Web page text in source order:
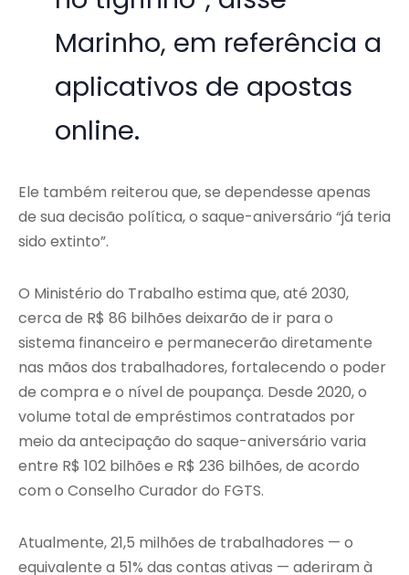
Marinho, em referência a
aplicativos de apostas
online.
Ele também reiterou que, se dependesse apenas
de sua decisão política, o saque-aniversário “já teria
sido extinto”.
O Ministério do Trabalho estima que, até 2030,
cerca de R$ 86 bilhões deixarão de ir para o
sistema financeiro e permanecerão diretamente
nas mãos dos trabalhadores, fortalecendo o poder
de compra e o nível de poupança. Desde 2020, o
volume total de empréstimos contratados por
meio da antecipação do saque-aniversário varia
entre R$ 102 bilhões e R$ 236 bilhões, de acordo
com o Conselho Curador do FGTS.
Atualmente, 21,5 milhões de trabalhadores — o
equivalente a 51% das contas ativas — aderiram à